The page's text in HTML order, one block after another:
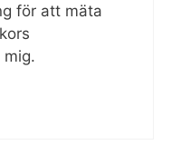
för att mäta